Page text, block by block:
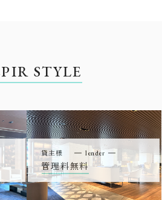
STYLE
貸主様 lender
管理料無料